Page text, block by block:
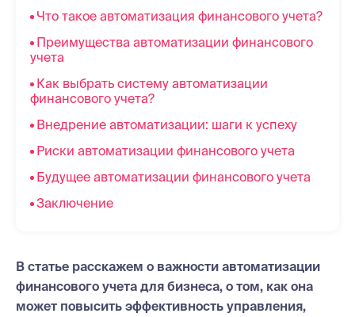
Что такое автоматизация финансового учета?
Преимущества автоматизации финансового
учета
Как выбрать систему автоматизации
финансового учета?
Внедрение автоматизации: шаги к успеху
Риски автоматизации финансового учета
Будущее автоматизации финансового учета
Заключение
В статье расскажем о важности автоматизации
финансового учета для бизнеса, о том, как она
может повысить эффективность управления,